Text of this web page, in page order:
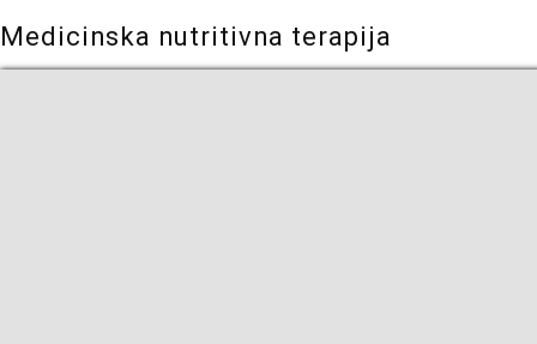
Medicinska nutritivna terapija